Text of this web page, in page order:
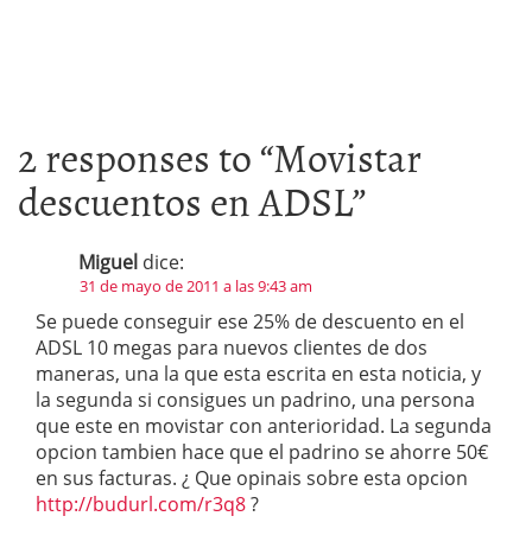
2 responses to “Movistar
descuentos en ADSL”
Miguel dice:
31 de mayo de 2011 a las 9:43 am
Se puede conseguir ese 25% de descuento en el
ADSL 10 megas para nuevos clientes de dos
maneras, una la que esta escrita en esta noticia, y
la segunda si consigues un padrino, una persona
que este en movistar con anterioridad. La segunda
opcion tambien hace que el padrino se ahorre 50€
en sus facturas. ¿ Que opinais sobre esta opcion
http://budurl.com/r3q8?